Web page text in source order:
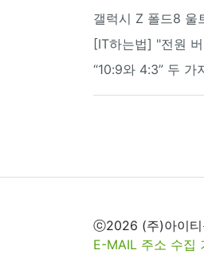
갤럭시 Z 폴드8 울
[IT하는법] "전원
“10:9와 4:3” 두
ⓒ2026 (주)아이티
E-MAIL 주소 수집